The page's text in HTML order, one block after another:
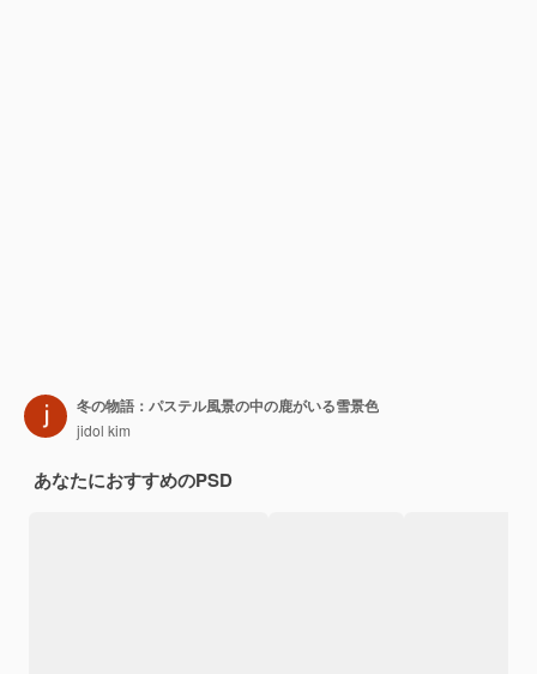
冬の物語：パステル風景の中の鹿がいる雪景色
jidol kim
あなたにおすすめのPSD